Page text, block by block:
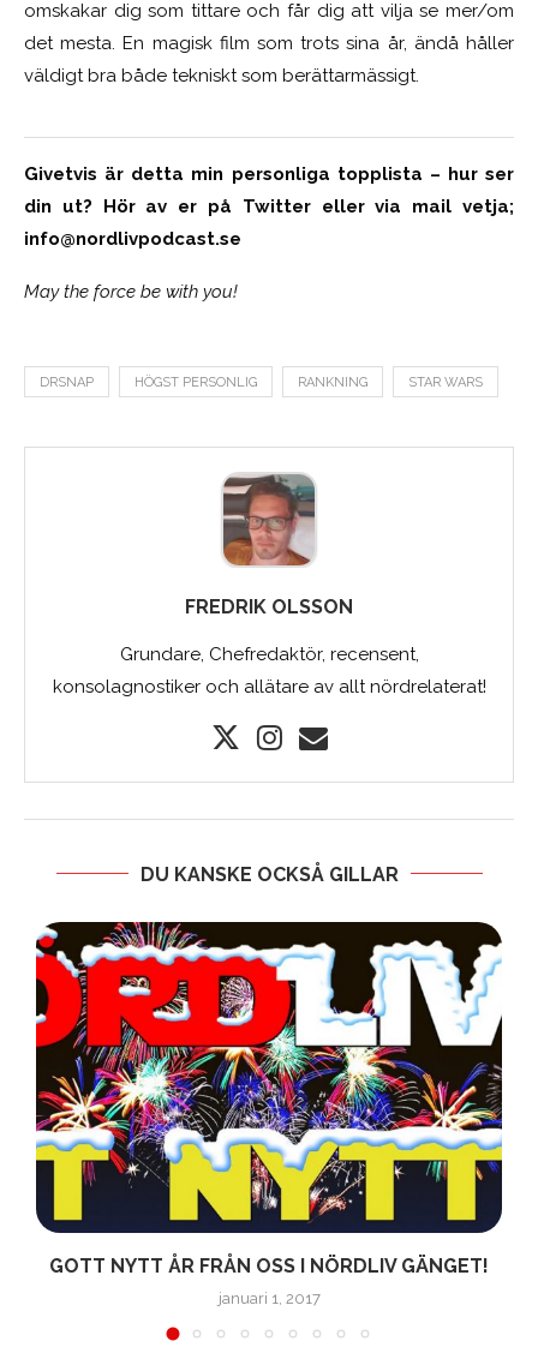
omskakar dig som tittare och får dig att vilja se mer/om
det mesta. En magisk film som trots sina år, ändå håller
väldigt bra både tekniskt som berättarmässigt.
Givetvis är detta min personliga topplista – hur ser
din ut? Hör av er på Twitter eller via mail vetja;
info@nordlivpodcast.se
May the force be with you!
DRSNAP HÖGST PERSONLIG RANKNING STAR WARS
FREDRIK OLSSON
Grundare, Chefredaktör, recensent,
konsolagnostiker och allätare av allt nördrelaterat!
DU KANSKE OCKSÅ GILLAR
GOTT NYTT ÅR FRÅN OSS I NÖRDLIV GÄNGET!
januari 1, 2017